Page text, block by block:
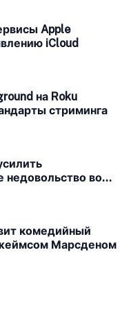
Apple
iCloud
на Roku
стриминга
недовольство во
комедийный
Марсденом